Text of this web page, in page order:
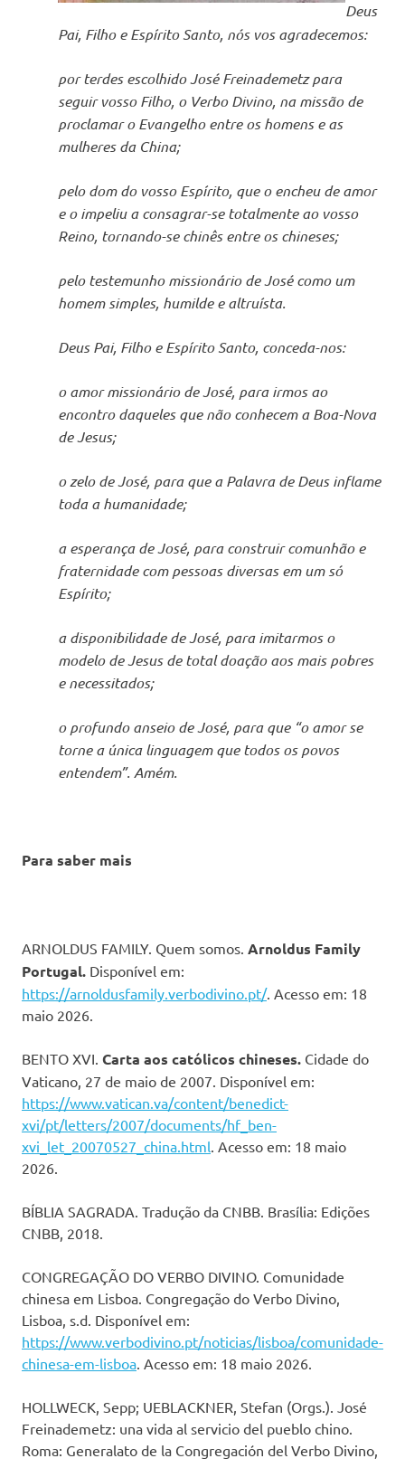
Deus
Pai, Filho e Espírito Santo, nós vos agradecemos:
por terdes escolhido José Freinademetz para
seguir vosso Filho, o Verbo Divino, na missão de
proclamar o Evangelho entre os homens e as
mulheres da China;
pelo dom do vosso Espírito, que o encheu de amor
e o impeliu a consagrar-se totalmente ao vosso
Reino, tornando-se chinês entre os chineses;
pelo testemunho missionário de José como um
homem simples, humilde e altruísta.
Deus Pai, Filho e Espírito Santo, conceda-nos:
o amor missionário de José, para irmos ao
encontro daqueles que não conhecem a Boa-Nova
de Jesus;
o zelo de José, para que a Palavra de Deus inflame
toda a humanidade;
a esperança de José, para construir comunhão e
fraternidade com pessoas diversas em um só
Espírito;
a disponibilidade de José, para imitarmos o
modelo de Jesus de total doação aos mais pobres
e necessitados;
o profundo anseio de José, para que “o amor se
torne a única linguagem que todos os povos
entendem”. Amém.
Para saber mais
ARNOLDUS FAMILY. Quem somos. Arnoldus Family
Portugal. Disponível em:
https://arnoldusfamily.verbodivino.pt/. Acesso em: 18
maio 2026.
BENTO XVI. Carta aos católicos chineses. Cidade do
Vaticano, 27 de maio de 2007. Disponível em:
https://www.vatican.va/content/benedict-
xvi/pt/letters/2007/documents/hf_ben-
xvi_let_20070527_china.html . Acesso em: 18 maio
2026.
BÍBLIA SAGRADA. Tradução da CNBB. Brasília: Edições
CNBB, 2018.
CONGREGAÇÃO DO VERBO DIVINO. Comunidade
chinesa em Lisboa. Congregação do Verbo Divino,
Lisboa, s.d. Disponível em:
https://www.verbodivino.pt/noticias/lisboa/comunidade-
chinesa-em-lisboa . Acesso em: 18 maio 2026.
HOLLWECK, Sepp; UEBLACKNER, Stefan (Orgs.). José
Freinademetz: una vida al servicio del pueblo chino.
Roma: Generalato de la Congregación del Verbo Divino,